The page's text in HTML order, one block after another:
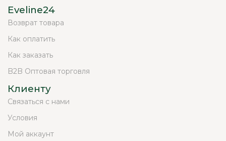
Eveline24
Возврат товара
Как оплатить
Как заказать
B2B Оптовая торговля
Клиенту
Связаться с нами
Условия
Мой аккаунт